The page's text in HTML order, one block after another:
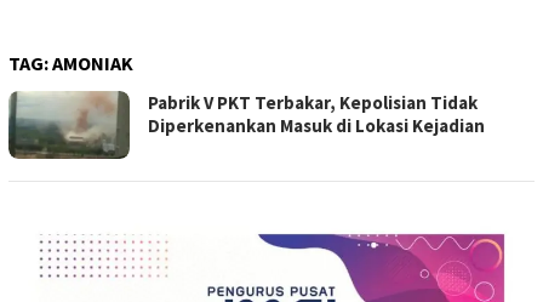
TAG:AMONIAK
Pabrik V PKT Terbakar, Kepolisian Tidak
Diperkenankan Masuk di Lokasi Kejadian